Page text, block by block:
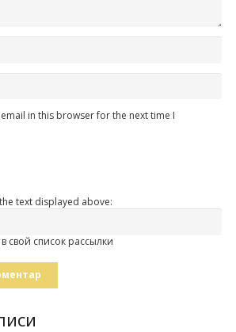
in this browser for the next time I
text displayed above:
свой список рассылки